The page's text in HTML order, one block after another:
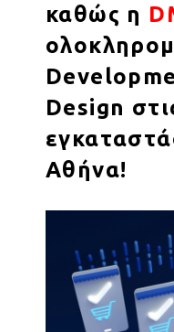
καθώς η
Design
Αθήνα!